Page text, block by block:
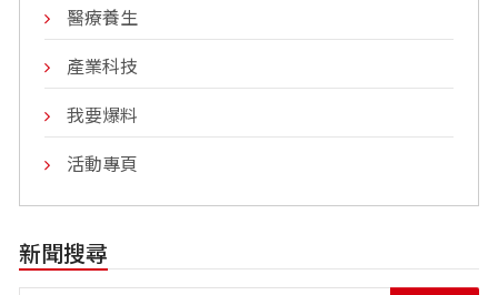
醫療養生
產業科技
我要爆料
活動專頁
新聞搜尋